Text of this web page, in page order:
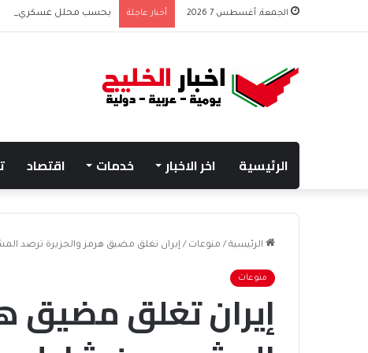
الجمعة, أغسطس 7 2026 أخبار عاجلة بحسب محلل عسكري
الرئيسية اخر الاخبار خدمات اقتصاد
الرئيسية / منوعات / إيران تغلق مضيق هرمز والجزيرة ترصد
منوعات
إيران تغلق مضيق